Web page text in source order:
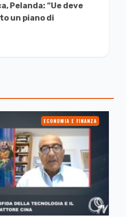
Pelanda: “Ue deve
un piano di
ECONOMIA E FINANZA